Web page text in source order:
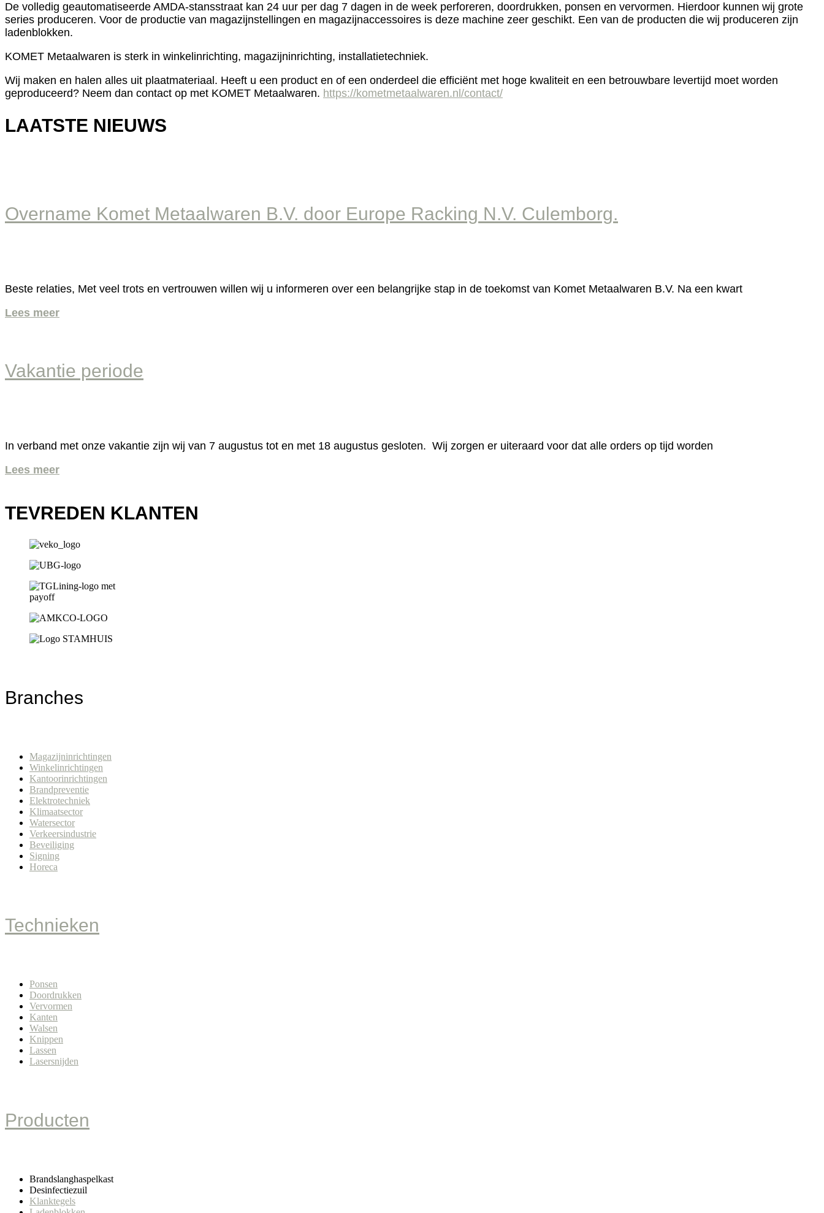
De volledig geautomatiseerde AMDA-stansstraat kan 24 uur per dag 7 dagen in de week perforeren, doordrukken, ponsen en vervormen. Hierdoor kunnen wij grote
series produceren. Voor de productie van magazijnstellingen en magazijnaccessoires is deze machine zeer geschikt. Een van de producten die wij produceren zijn
ladenblokken.
KOMET Metaalwaren is sterk in winkelinrichting, magazijninrichting, installatietechniek.
Wij maken en halen alles uit plaatmateriaal. Heeft u een product en of een onderdeel die efficiënt met hoge kwaliteit en een betrouwbare levertijd moet worden
geproduceerd? Neem dan contact op met KOMET Metaalwaren. https://kometmetaalwaren.nl/contact/
LAATSTE NIEUWS
Overname Komet Metaalwaren B.V. door Europe Racking N.V. Culemborg.
Beste relaties, Met veel trots en vertrouwen willen wij u informeren over een belangrijke stap in de toekomst van Komet Metaalwaren B.V. Na een kwart
Lees meer
Vakantie periode
In verband met onze vakantie zijn wij van 7 augustus tot en met 18 augustus gesloten. Wij zorgen er uiteraard voor dat alle orders op tijd worden
Lees meer
TEVREDEN KLANTEN
Branches
Magazijninrichtingen
Winkelinrichtingen
Kantoorinrichtingen
Brandpreventie
Elektrotechniek
Klimaatsector
Watersector
Verkeersindustrie
Beveiliging
Signing
Horeca
Technieken
Ponsen
Doordrukken
Vervormen
Kanten
Walsen
Knippen
Lassen
Lasersnijden
Producten
Brandslanghaspelkast
Desinfectiezuil
Klanktegels